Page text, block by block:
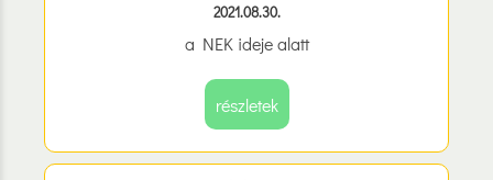
2021.08.30.
a NEK ideje alatt
részletek